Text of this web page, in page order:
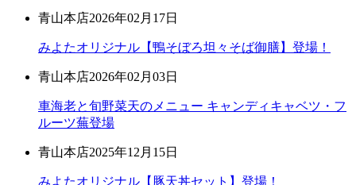
青山本店2026年02月17日
みよたオリジナル【鴨そぼろ坦々そば御膳】登場！
青山本店2026年02月03日
車海老と旬野菜天のメニュー キャンディキャベツ・フ
ルーツ蕪登場
青山本店2025年12月15日
みよたオリジナル【豚天丼セット】登場！